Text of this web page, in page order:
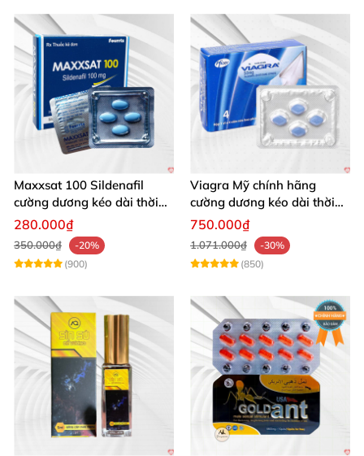
Maxxsat 100 Sildenafil
cường dương kéo dài thời
gian cho nam
280.000₫
350.000₫
-20%
(900)
Viagra Mỹ chính hãng
cường dương kéo dài thời
gian nhập khẩu
750.000₫
1.071.000₫
-30%
(850)